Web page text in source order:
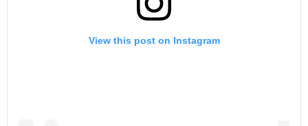
View this post on Instagram